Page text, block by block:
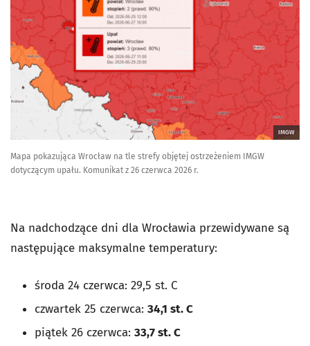
IMGW
Mapa pokazująca Wrocław na tle strefy objętej ostrzeżeniem IMGW
dotyczącym upału. Komunikat z 26 czerwca 2026 r.
Na nadchodzące dni dla Wrocławia przewidywane są
następujące maksymalne temperatury:
środa 24 czerwca: 29,5 st. C
czwartek 25 czerwca: 34,1 st. C
piątek 26 czerwca: 33,7 st. C